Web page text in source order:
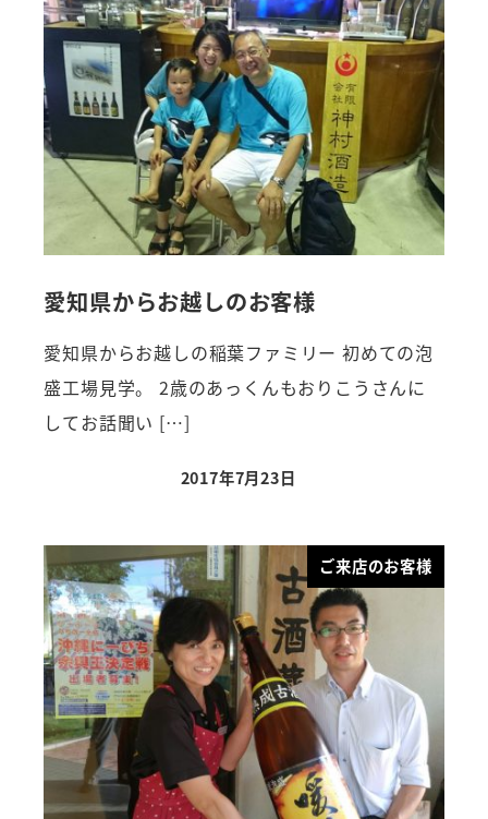
愛知県からお越しのお客様
愛知県からお越しの稲葉ファミリー 初めての泡
盛工場見学。 2歳のあっくんもおりこうさんに
してお話聞い […]
2017年7月23日
ご来店のお客様